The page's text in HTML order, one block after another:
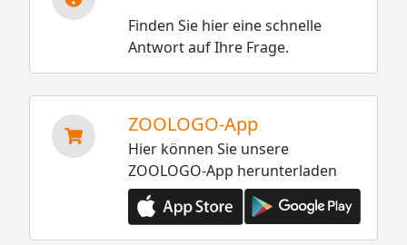
Finden Sie hier eine schnelle
Antwort auf Ihre Frage.
ZOOLOGO-App
Hier können Sie unsere
ZOOLOGO-App herunterladen